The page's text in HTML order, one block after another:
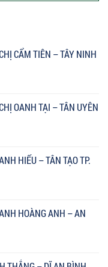
CẨM TIÊN – TÂY NINH
OANH TẠI – TÂN UYÊN
HIẾU – TÂN TẠO TP.
HOÀNG ANH – AN